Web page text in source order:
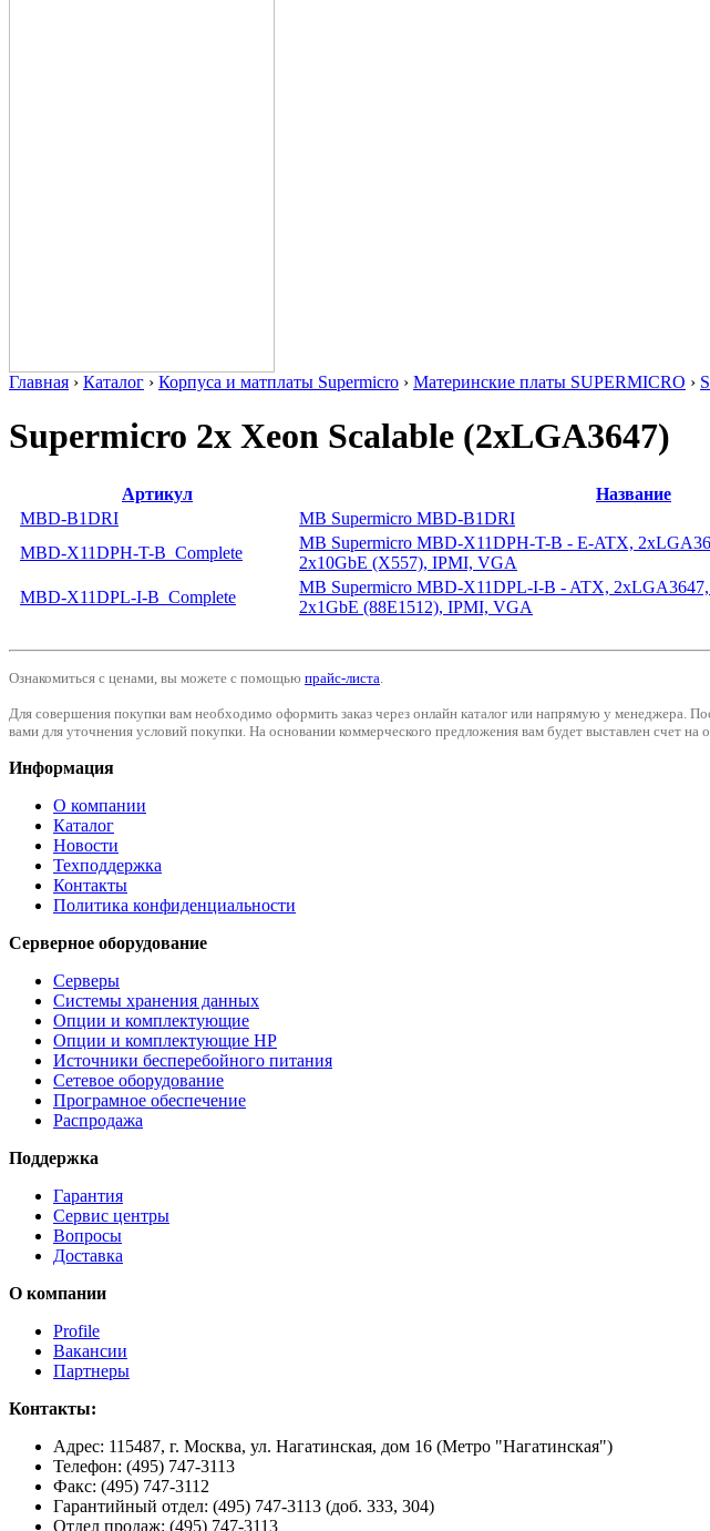
Главная › Каталог › Корпуса и матплаты Supermicro › Материнские платы SUPERMICRO ›
Supermicro 2x Xeon Scalable (2xLGA3647)
Артикул
Название
MBD-B1DRI
MB Supermicro MBD-B1DRI
MBD-X11DPH-T-B_Complete
MB Supermicro MBD-X11DPH-T-B - E-ATX,
2x10GbE (X557), IPMI, VGA
MBD-X11DPL-I-B_Complete
MB Supermicro MBD-X11DPL-I-B - ATX,
2x1GbE (88E1512), IPMI, VGA
Ознакомиться с ценами, вы можете с помощью прайс-листа
Для совершения покупки вам необходимо оформить заказ через онлайн каталог или напрямую у менеджера.
вами для уточнения условий покупки. На основании коммерческого предложения вам будет выставлен счет на
Информация
О компании
Каталог
Новости
Техподдержка
Контакты
Политика конфиденциальности
Серверное оборудование
Серверы
Системы хранения данных
Опции и комплектующие
Опции и комплектующие HP
Источники бесперебойного питания
Сетевое оборудование
Програмное обеспечение
Распродажа
Поддержка
Гарантия
Сервис центры
Вопросы
Доставка
О компании
Profile
Вакансии
Партнеры
Контакты:
Адрес: 115487, г. Москва, ул. Нагатинская, дом 16 (Метро "Нагатинская")
Телефон: (495) 747-3113
Факс: (495) 747-3112
Гарантийный отдел: (495) 747-3113 (доб. 333, 304)
Отдел продаж: (495) 747-3113